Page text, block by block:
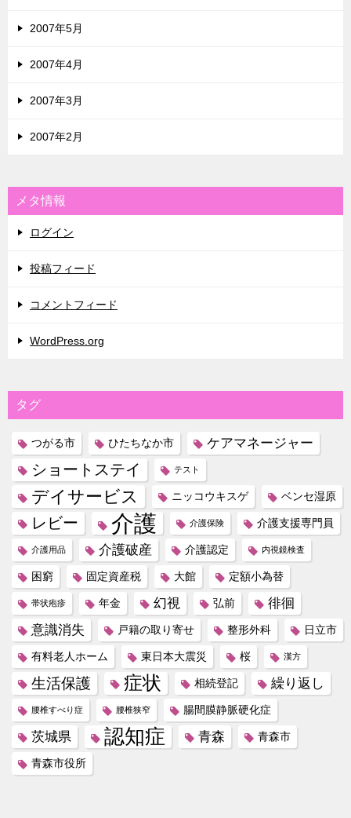
2007年5月
2007年4月
2007年3月
2007年2月
メタ情報
ログイン
投稿フィード
コメントフィード
WordPress.org
タグ
つがる市 ひたちなか市 ケアマネージャー
ショートステイ テスト
デイサービス ニッコウキスゲ ベンセ湿原
レビー 介護 介護保険 介護支援専門員
介護用品 介護破産 介護認定 内視鏡検査
困窮 固定資産税 大館 定額小為替
帯状疱疹 年金 幻視 弘前
徘徊
意識消失
戸籍の取り寄せ 整形外科 日立市
有料老人ホーム 東日本大震災 桜 漢方
生活保護 症状 相続登記 繰り返し
腰椎すべり症 腰椎狭窄 腸間膜静脈硬化症
茨城県 認知症 青森 青森市
青森市役所